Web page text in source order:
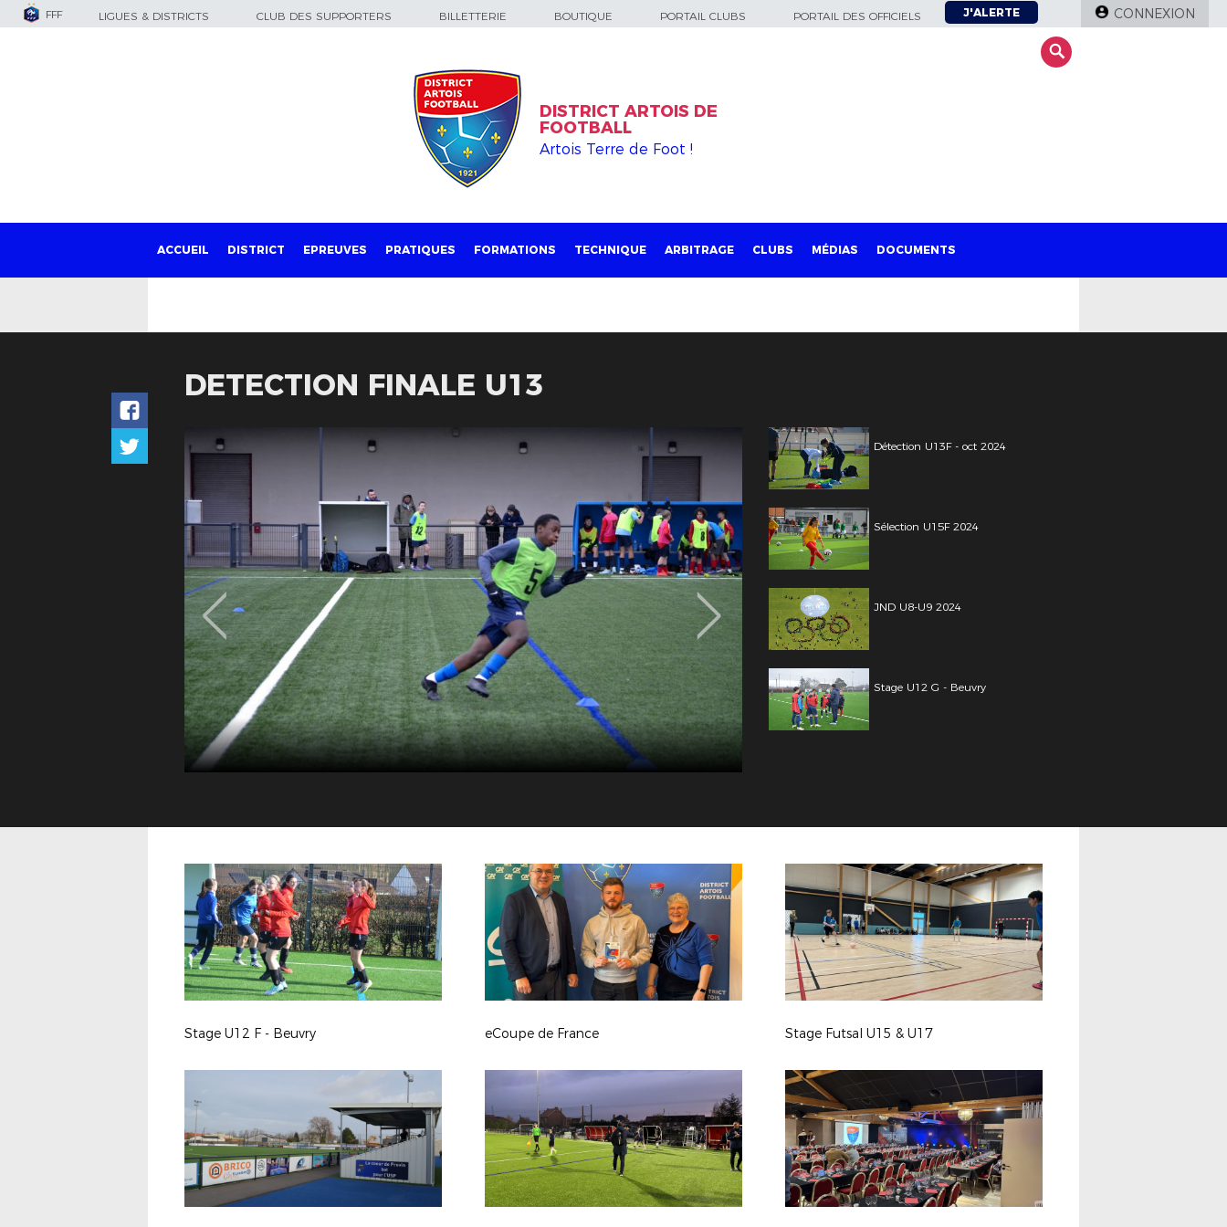
FFF LIGUES & DISTRICTS CLUB DES SUPPORTERS BILLETTERIE BOUTIQUE PORTAIL CLUBS PORTAIL DES OFFICIELS J'ALERTE CONNEXION
DISTRICT ARTOIS DE
FOOTBALL
Artois Terre de Foot !
ACCUEIL DISTRICT EPREUVES PRATIQUES FORMATIONS TECHNIQUE ARBITRAGE CLUBS MÉDIAS DOCUMENTS
DETECTION FINALE U13
Détection U13F - oct 2024
Sélection U15F 2024
JND U8-U9 2024
Stage U12 G - Beuvry
Stage U12 F - Beuvry eCoupe de France Stage Futsal U15 & U17